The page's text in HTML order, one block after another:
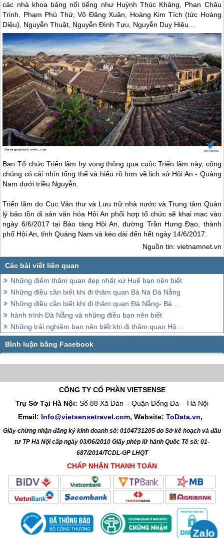
các nhà khoa bảng nổi tiếng như Huỳnh Thúc Kháng, Phan Châu
Trinh, Phạm Phú Thứ, Võ Đăng Xuân, Hoàng Kim Tích (tức Hoàng
Diệu), Nguyễn Thuật, Nguyễn Đình Tựu, Nguyễn Duy Hiệu…
Ban Tổ chức Triển lãm hy vọng thông qua cuộc Triển lãm này, công
chúng có cái nhìn tổng thể và hiểu rõ hơn về lịch sử Hội An - Quảng
Nam dưới triều Nguyễn.
Triển lãm do Cục Văn thư và Lưu trữ nhà nước và Trung tâm Quản
lý bảo tồn di sản văn hóa Hội An phối hợp tổ chức sẽ khai mạc vào
ngày 6/6/2017 tại Bảo tàng Hội An, đường Trần Hưng Đạo, thành
phố Hội An, tỉnh Quảng Nam và kéo dài đến hết ngày 14/6/2017.
Nguồn tin: vietnamnet.vn
Những điểm thăm quan đẹp nhất xứ Huế bạn nên biết
Những điều cần biết khi đi thăm quan Bà Nà Đà Nẵng
Những điều cần biết khi đi thăm quan Đà Nẵng- Bà Nà- Hội An- Huế
hành trình Đà Nẵng và những điều bạn nên biết
Những trải nghiệm bạn nên biết khi đi thăm quan Hội An
CÔNG TY CỔ PHẦN VIETSENSE
Trụ Sở Tại Hà Nội: Số 88 Xã Đàn – Quận Đống Đa – Hà Nội
Email: Info@vietsensetravel.com, Website: ToData.vn,
Giấy chứng nhận đăng ký kinh doanh số: 0104731205 do Sở kế hoạch và đầu
tư TP Hà Nội cấp ngày 03/06/2010 Giấy phép lữ hành Quốc Tế số: 01-
687/2014/TCDL-GP LHQT
CHẤP NHẬN THANH TOÁN